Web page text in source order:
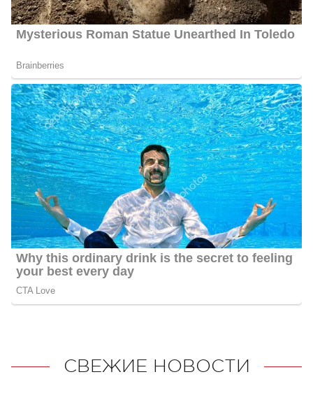
СВЕЖИЕ НОВОСТИ